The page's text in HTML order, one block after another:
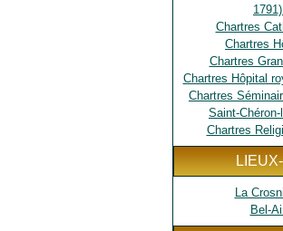
Chartres
Chartres
Chartres
Chartres Hôpital
Chartres
Saint-
Chartres
La
Bel-